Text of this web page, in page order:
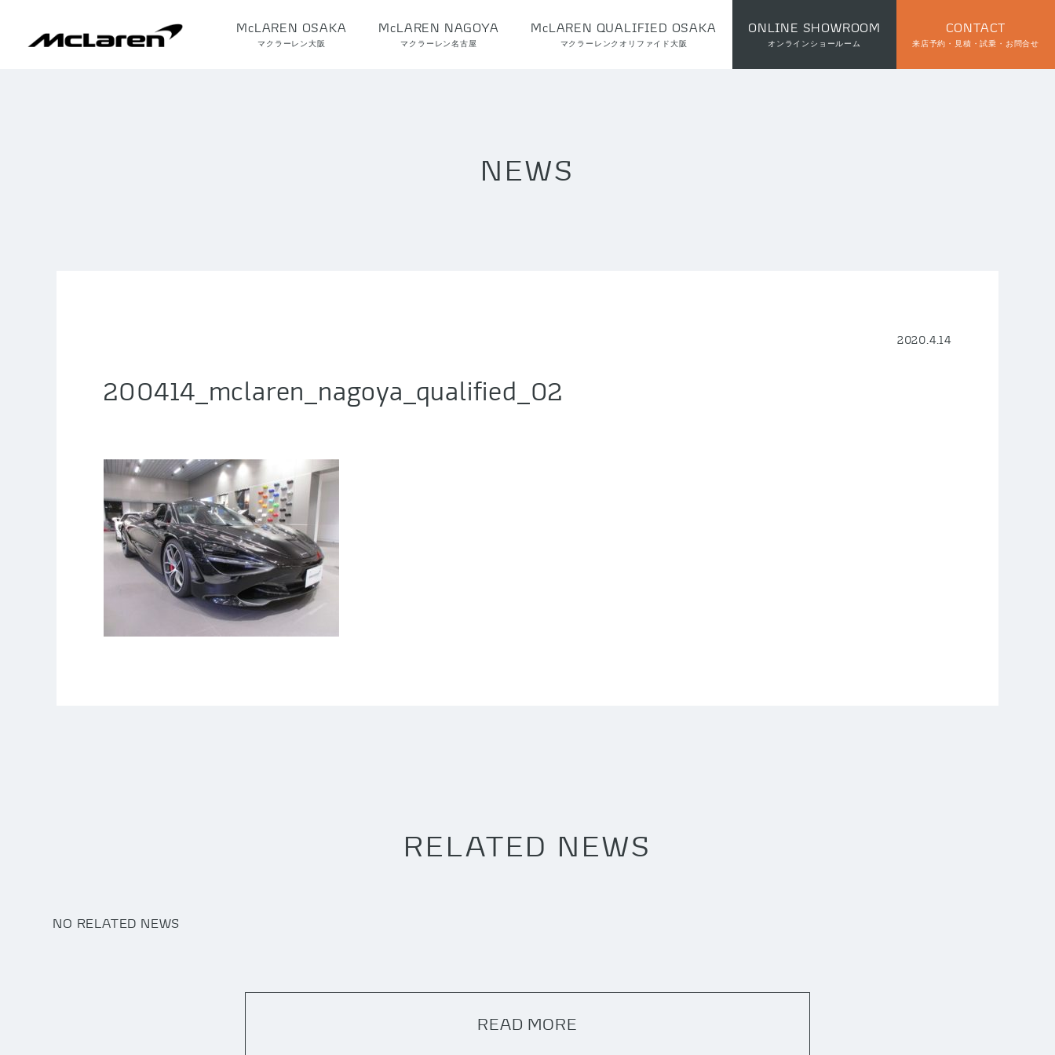
McLAREN OSAKA
マクラーレン大阪
McLAREN NAGOYA
マクラーレン名古屋
McLAREN QUALIFIED OSAKA
マクラーレンクオリファイド大阪
ONLINE SHOWROOM
オンラインショールーム
CONTACT
来店予約・見積・試乗・お問合せ
NEWS
2020.4.14
200414_mclaren_nagoya_qualified_02
RELATED NEWS
NO RELATED NEWS
READ MORE